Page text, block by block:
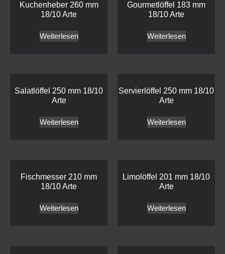
Kuchenheber 260 mm
18/10 Arte
Weiterlesen
Gourmetlöffel 183 mm
18/10 Arte
Weiterlesen
Salatlöffel 250 mm 18/10
Arte
Weiterlesen
Servierlöffel 250 mm 18/10
Arte
Weiterlesen
Fischmesser 210 mm
18/10 Arte
Weiterlesen
Limolöffel 201 mm 18/10
Arte
Weiterlesen